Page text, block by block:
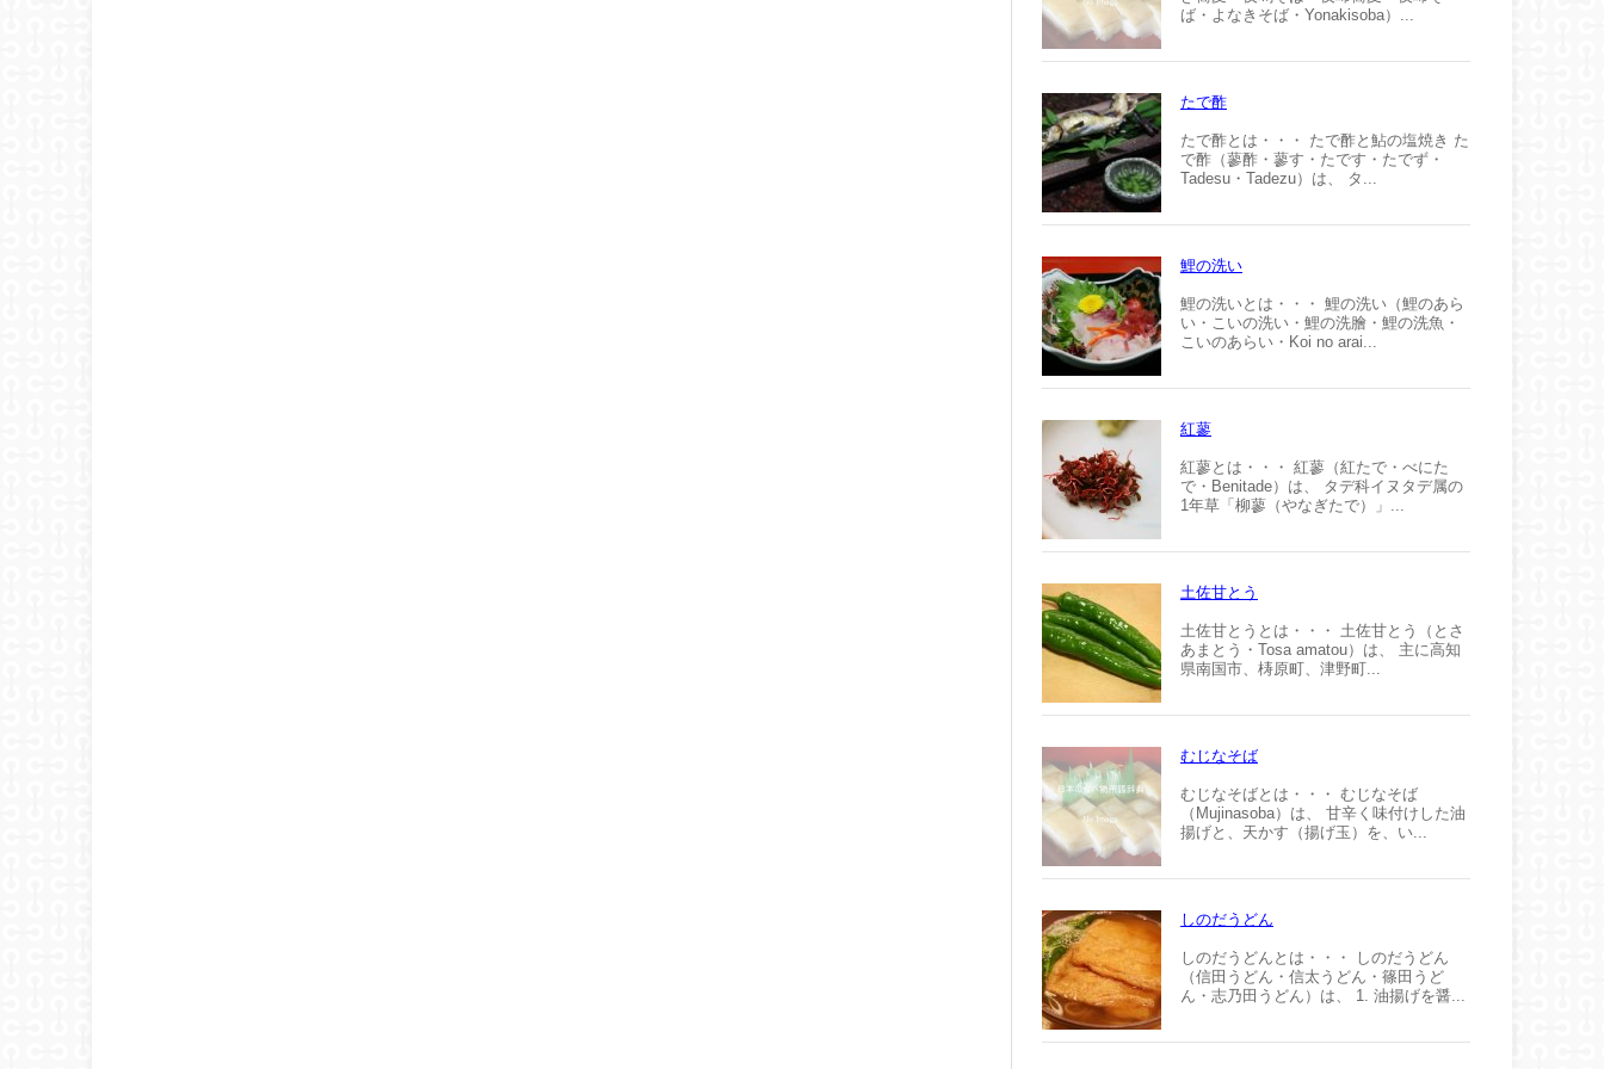
ば・よなきそば・Yonakisoba）...
たで酢
たで酢とは・・・ たで酢と鮎の塩焼き た
で酢（蓼酢・蓼す・たです・たでず・
Tadesu・Tadezu）は、 タ...
鯉の洗い
鯉の洗いとは・・・ 鯉の洗い（鯉のあら
い・こいの洗い・鯉の洗膾・鯉の洗魚・
こいのあらい・Koi no arai...
紅蓼
紅蓼とは・・・ 紅蓼（紅たで・べにた
で・Benitade）は、 タデ科イヌタデ属の
1年草「柳蓼（やなぎたで）」...
土佐甘とう
土佐甘とうとは・・・ 土佐甘とう（とさ
あまとう・Tosa amatou）は、 主に高知
県南国市、梼原町、津野町...
むじなそば
むじなそばとは・・・ むじなそば
（Mujinasoba）は、 甘辛く味付けした油
揚げと、天かす（揚げ玉）を、い...
しのだうどん
しのだうどんとは・・・ しのだうどん
（信田うどん・信太うどん・篠田うど
ん・志乃田うどん）は、 1. 油揚げを醤...